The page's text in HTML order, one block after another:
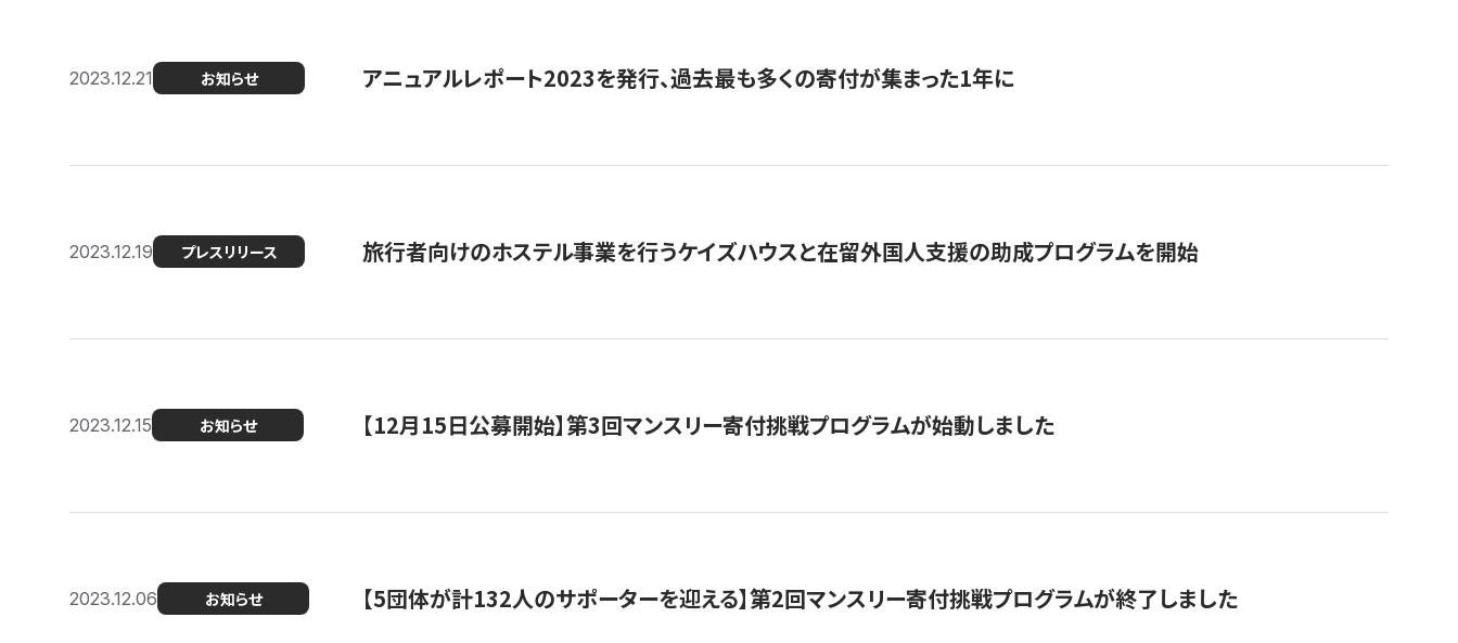
2023.12.21 お知らせ アニュアルレポート2023を発行、過去最も多くの寄付が集まった1年に
2023.12.19 プレスリリース 旅行者向けのホステル事業を行うケイズハウスと在留外国人支援の助成プログラムを開始
2023.12.15 お知らせ 【12月15日公募開始】第3回マンスリー寄付挑戦プログラムが始動しました
2023.12.06 お知らせ 【5団体が計132人のサポーターを迎える】第2回マンスリー寄付挑戦プログラムが終了しました